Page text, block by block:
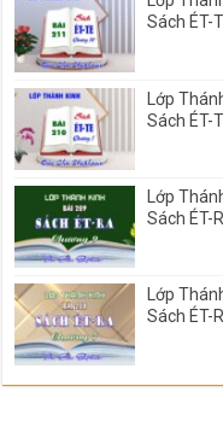
Sách ÉT-
Lớp
Sách ÉT-
Lớp
Sách ÉT-
Lớp
Sách ÉT-